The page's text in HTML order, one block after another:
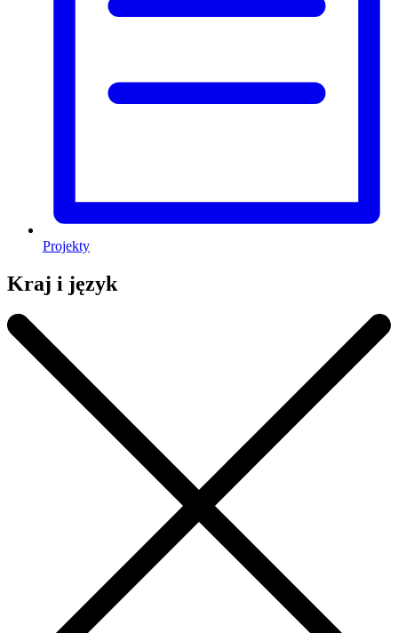
Projekty
Kraj i język